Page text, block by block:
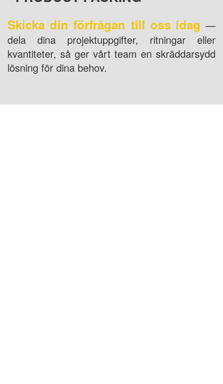
Skicka din förfrågan till oss idag —
dela dina projektuppgifter, ritningar eller
kvantiteter, så ger vårt team en skräddarsydd
lösning för dina behov.